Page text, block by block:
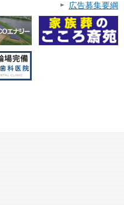
広告募集要綱